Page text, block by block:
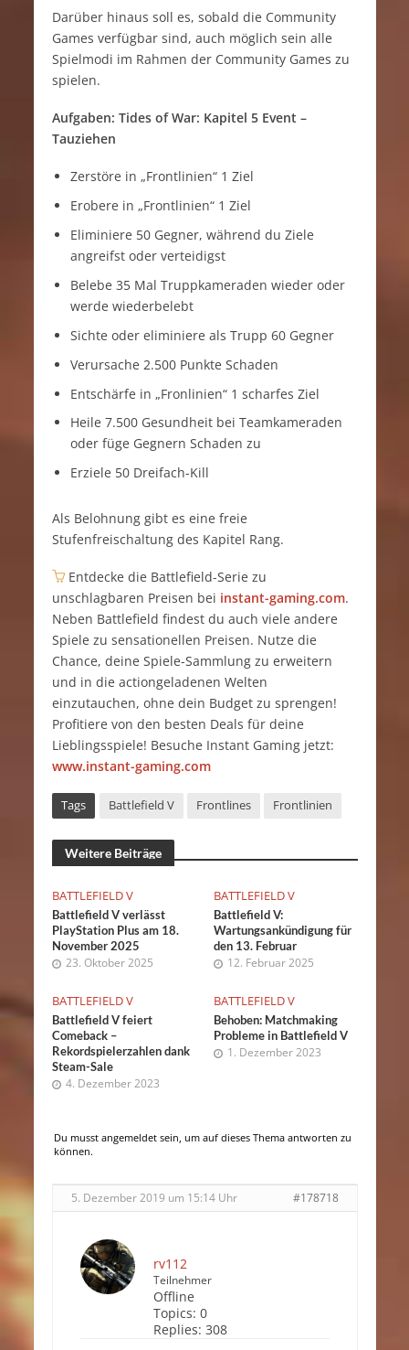
Darüber hinaus soll es, sobald die Community
Games verfügbar sind, auch möglich sein alle
Spielmodi im Rahmen der Community Games zu
spielen.
Aufgaben: Tides of War: Kapitel 5 Event –
Tauziehen
Zerstöre in „Frontlinien“ 1 Ziel
Erobere in „Frontlinien“ 1 Ziel
Eliminiere 50 Gegner, während du Ziele
angreifst oder verteidigst
Belebe 35 Mal Truppkameraden wieder oder
werde wiederbelebt
Sichte oder eliminiere als Trupp 60 Gegner
Verursache 2.500 Punkte Schaden
Entschärfe in „Fronlinien“ 1 scharfes Ziel
Heile 7.500 Gesundheit bei Teamkameraden
oder füge Gegnern Schaden zu
Erziele 50 Dreifach-Kill
Als Belohnung gibt es eine freie
Stufenfreischaltung des Kapitel Rang.
Entdecke die Battlefield-Serie zu
unschlagbaren Preisen bei instant-gaming.com.
Neben Battlefield findest du auch viele andere
Spiele zu sensationellen Preisen. Nutze die
Chance, deine Spiele-Sammlung zu erweitern
und in die actiongeladenen Welten
einzutauchen, ohne dein Budget zu sprengen!
Profitiere von den besten Deals für deine
Lieblingsspiele! Besuche Instant Gaming jetzt:
www.instant-gaming.com
Tags Battlefield V Frontlines Frontlinien
Weitere Beiträge
BATTLEFIELD V
Battlefield V verlässt
PlayStation Plus am 18.
November 2025
23. Oktober 2025
BATTLEFIELD V
Battlefield V:
Wartungsankündigung für
den 13. Februar
12. Februar 2025
BATTLEFIELD V
Battlefield V feiert
Comeback –
Rekordspielerzahlen dank
Steam-Sale
4. Dezember 2023
BATTLEFIELD V
Behoben: Matchmaking
Probleme in Battlefield V
1. Dezember 2023
Du musst angemeldet sein, um auf dieses Thema antworten zu
können.
5. Dezember 2019 um 15:14 Uhr #178718
rv112
Teilnehmer
Offline
Topics: 0
Replies: 308